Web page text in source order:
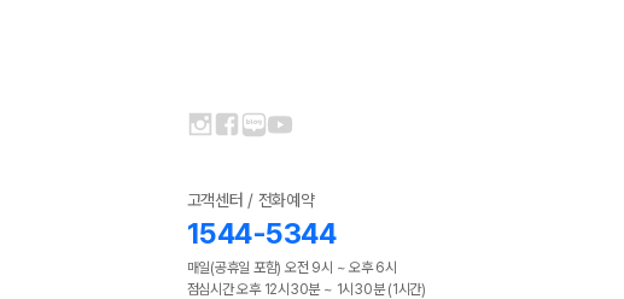
고객센터 / 전화예약
1544-5344
매일(공휴일 포함) 오전 9시 ~ 오후 6시
점심시간 오후 12시30분 ~ 1시30분 (1시간)